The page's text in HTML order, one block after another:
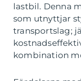
lastbil. Denna
som utnyttjar
transportslag;
kombination